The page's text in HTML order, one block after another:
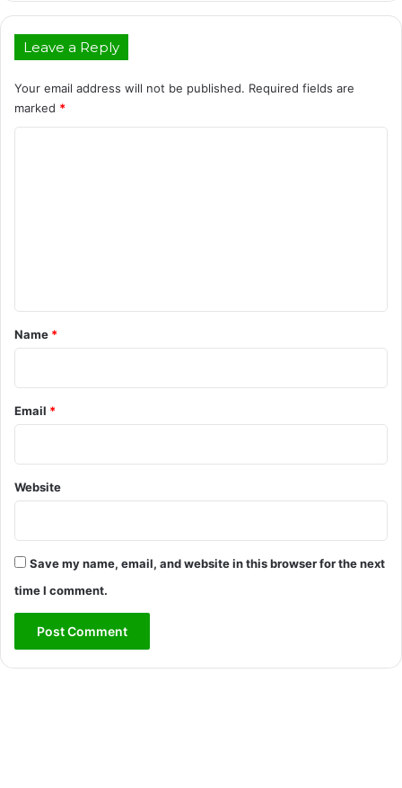
Leave a Reply
Your email address will not be published. Required fields are
marked *
*
Name *
Email *
Website
Save my name, email, and website in this browser for the next
time I comment.